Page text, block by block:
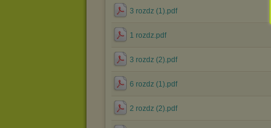
3 rozdz (1).pdf
1 rozdz.pdf
3 rozdz (2).pdf
6 rozdz (1).pdf
2 rozdz (2).pdf